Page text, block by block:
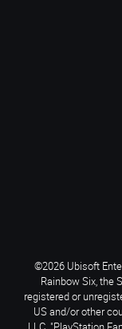
©2026 Ubisoft
Rainbow Six, the
registered or
US and/or other